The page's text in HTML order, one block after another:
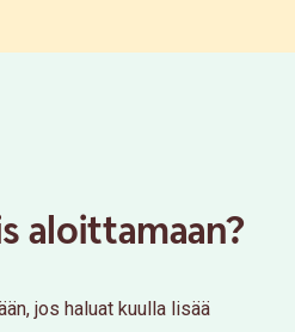
aloittamaan?
jos haluat kuulla lisää